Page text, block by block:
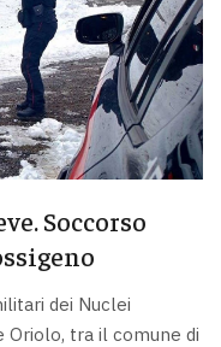
Soccorso
dei Nuclei
Oriolo, tra il comune di